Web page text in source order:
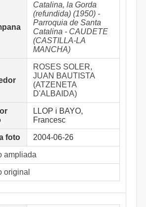
Catalina, la Gorda
(refundida) (1950) -
Parroquia de Santa
Catalina - CAUDETE
(CASTILLA-LA
MANCHA)
ROSES SOLER,
JUAN BAUTISTA
(ATZENETA
D'ALBAIDA)
LLOP i BAYO,
Francesc
foto 2004-06-26
ampliada
original